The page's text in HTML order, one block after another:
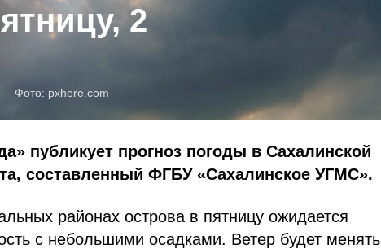
2
Фото: pxhere.com
публикует прогноз погоды в Сахалинской
составленный ФГБУ «Сахалинское УГМС».
районах острова в пятницу ожидается
с небольшими осадками. Ветер будет менять